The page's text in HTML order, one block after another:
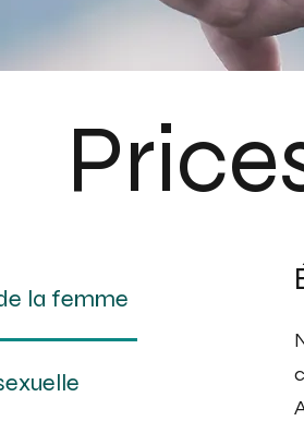
la femme